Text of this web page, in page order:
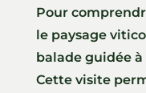
Pour
le paysage
balade guidée
Cette visite